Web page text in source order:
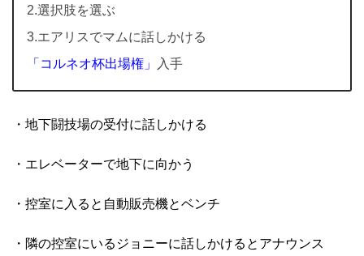
2.選択肢を選ぶ
3.エアリスでマムに話しかける
「コルネオ杯出場権」
入手
・地下闘技場の受付に話しかける
・エレベーターで地下に向かう
・控室に入ると自動販売機とベンチ
・隣の控室にいるジョニーに話しかけるとアナウンス